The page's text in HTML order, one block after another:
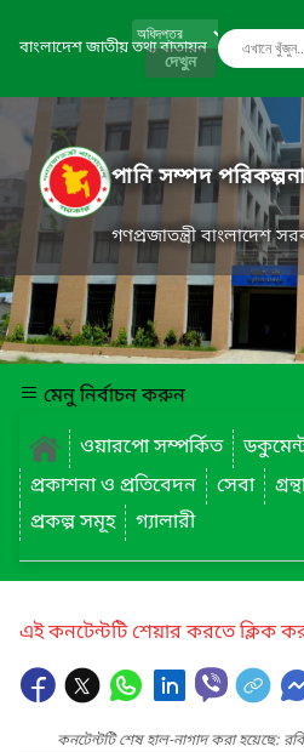
বাংলাদেশ জাতীয় তথ্য বাতায়ন
দেখুন
পানি সম্পদ
গণপ্রজাতন্ত্রী বাংলাদেশ
মেনু নির্বাচন করুন
ওয়ারপো সম্পর্কিত
প্রকাশনা ও প্রতিবেদন
সেবা
প্রকল্প সমূহ
গ্যালারী
এই কনটেন্টটি শেয়ার করতে ক্লিক
কনটেন্টটি শেষ হাল-নাগাদ করা হয়েছে: